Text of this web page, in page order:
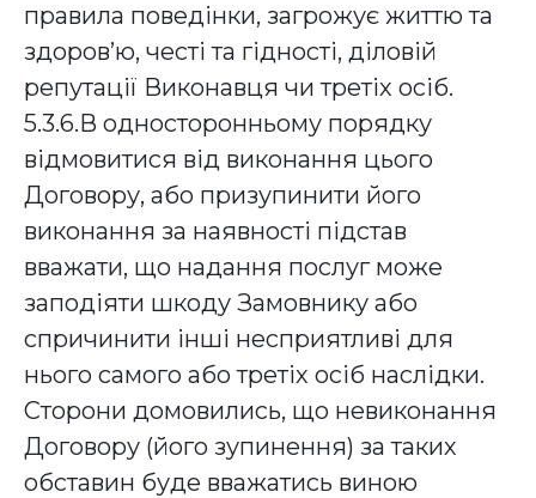
правила поведінки, загрожує життю та
здоров’ю, честі та гідності, діловій
репутації Виконавця чи третіх осіб.
5.3.6.В односторонньому порядку
відмовитися від виконання цього
Договору, або призупинити його
виконання за наявності підстав
вважати, що надання послуг може
заподіяти шкоду Замовнику або
спричинити інші несприятливі для
нього самого або третіх осіб наслідки.
Сторони домовились, що невиконання
Договору (його зупинення) за таких
обставин буде вважатись виною